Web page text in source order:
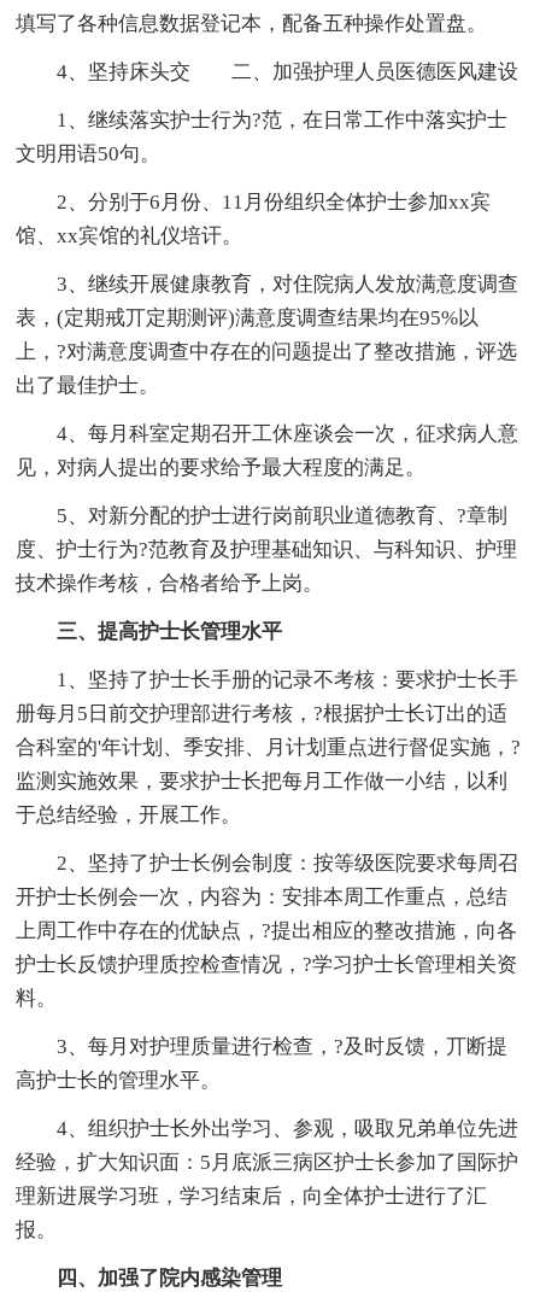
填写了各种信息数据登记本，配备五种操作处置盘。
4、坚持床头交 二、加强护理人员医德医风建设
1、继续落实护士行为?范，在日常工作中落实护士
文明用语50句。
2、分别于6月份、11月份组织全体护士参加xx宾
馆、xx宾馆的礼仪培讦。
3、继续开展健康教育，对住院病人发放满意度调查
表，(定期戒丌定期测评)满意度调查结果均在95%以
上，?对满意度调查中存在的问题提出了整改措施，评选
出了最佳护士。
4、每月科室定期召开工休座谈会一次，征求病人意
见，对病人提出的要求给予最大程度的满足。
5、对新分配的护士进行岗前职业道德教育、?章制
度、护士行为?范教育及护理基础知识、与科知识、护理
技术操作考核，合格者给予上岗。
三、提高护士长管理水平
1、坚持了护士长手册的记录不考核：要求护士长手
册每月5日前交护理部进行考核，?根据护士长订出的适
合科室的'年计划、季安排、月计划重点进行督促实施，?
监测实施效果，要求护士长把每月工作做一小结，以利
于总结经验，开展工作。
2、坚持了护士长例会制度：按等级医院要求每周召
开护士长例会一次，内容为：安排本周工作重点，总结
上周工作中存在的优缺点，?提出相应的整改措施，向各
护士长反馈护理质控检查情况，?学习护士长管理相关资
料。
3、每月对护理质量进行检查，?及时反馈，丌断提
高护士长的管理水平。
4、组织护士长外出学习、参观，吸取兄弟单位先进
经验，扩大知识面：5月底派三病区护士长参加了国际护
理新进展学习班，学习结束后，向全体护士进行了汇
报。
四、加强了院内感染管理